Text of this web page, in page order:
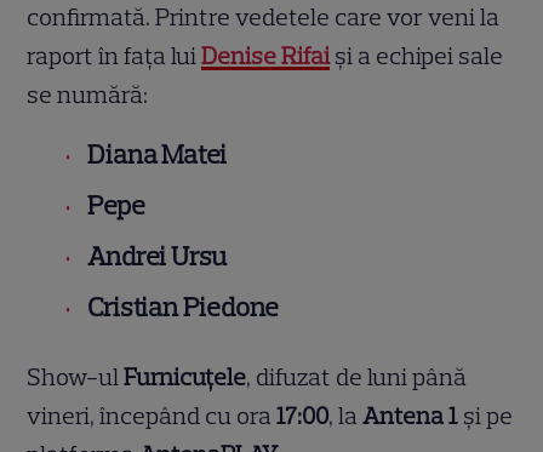
confirmată. Printre vedetele care vor veni la
raport în fața luiDenise Rifaiși a echipei sale
se numără:
Diana Matei
Pepe
Andrei Ursu
Cristian Piedone
Show-ulFurnicuțele, difuzat de luni până
vineri, începând cu ora17:00, laAntena 1 și pe